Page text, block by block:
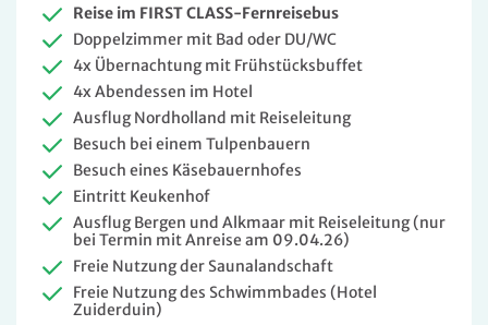
Reise im FIRST CLASS-Fernreisebus
Doppelzimmer mit Bad oder DU/WC
4x Übernachtung mit Frühstücksbuffet
4x Abendessen im Hotel
Ausflug Nordholland mit Reiseleitung
Besuch bei einem Tulpenbauern
Besuch eines Käsebauernhofes
Eintritt Keukenhof
Ausflug Bergen und Alkmaar mit Reiseleitung (nur
bei Termin mit Anreise am 09.04.26)
Freie Nutzung der Saunalandschaft
Freie Nutzung des Schwimmbades (Hotel
Zuiderduin)